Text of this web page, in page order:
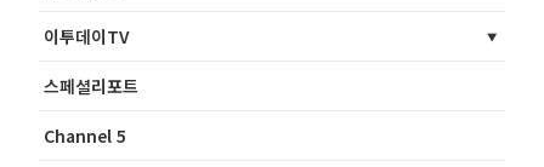
이투데이TV
스페셜리포트
Channel 5